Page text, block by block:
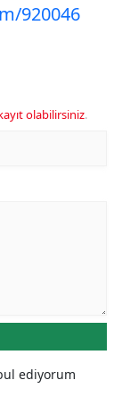
920046
olabilirsiniz.
ediyorum